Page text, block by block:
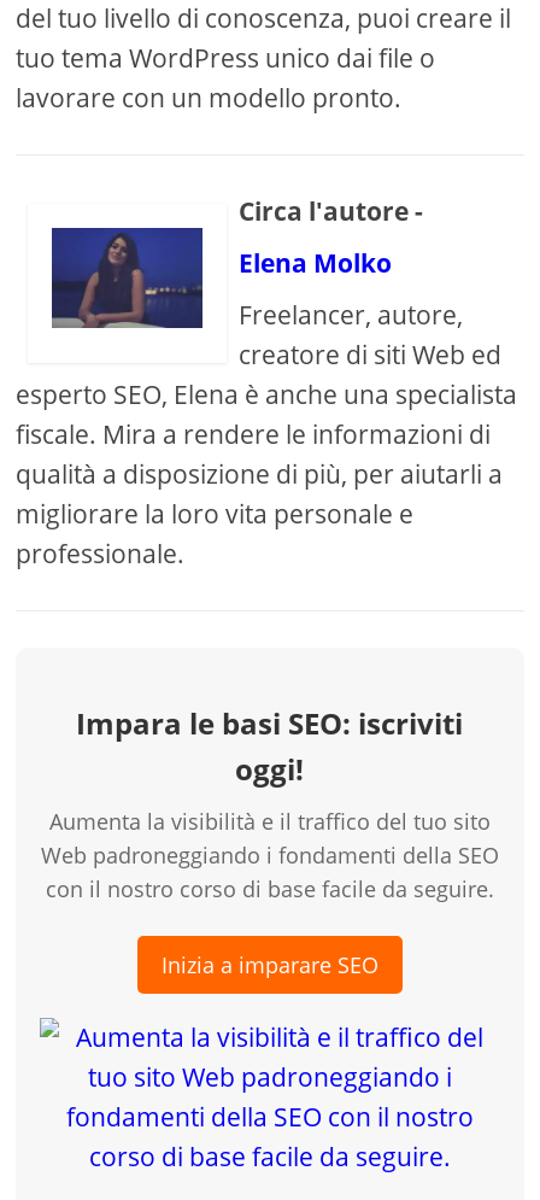
del tuo livello di conoscenza, puoi creare il
tuo tema WordPress unico dai file o
lavorare con un modello pronto.
Circa l'autore -
Elena Molko
Freelancer, autore,
creatore di siti Web ed
esperto SEO, Elena è anche una specialista
fiscale. Mira a rendere le informazioni di
qualità a disposizione di più, per aiutarli a
migliorare la loro vita personale e
professionale.
Impara le basi SEO: iscriviti
oggi!
Aumenta la visibilità e il traffico del tuo sito
Web padroneggiando i fondamenti della SEO
con il nostro corso di base facile da seguire.
Inizia a imparare SEO